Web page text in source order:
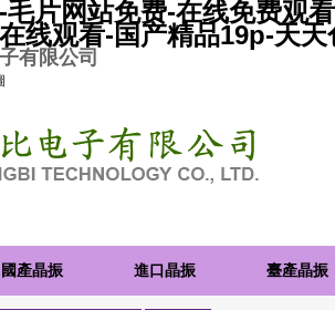
片网站免费-在线免费观
线观看-国产精品19p-天
有限公司
國產晶振 進口晶振 臺產晶振